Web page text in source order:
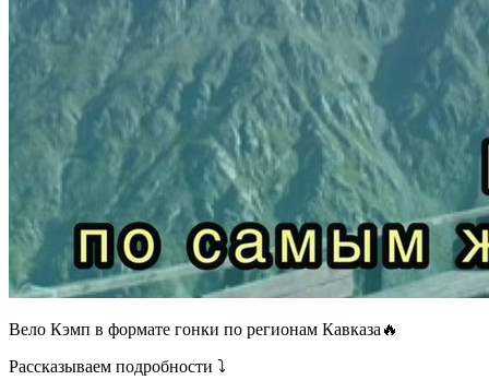
Вело Кэмп в формате гонки по регионам Кавказа🔥
Рассказываем подробности ⤵